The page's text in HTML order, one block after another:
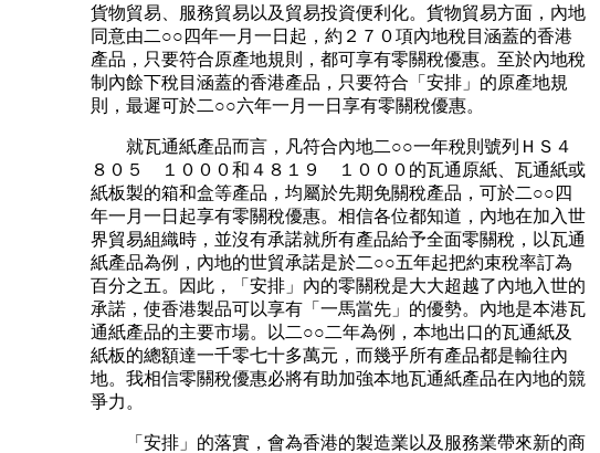
貨物貿易、服務貿易以及貿易投資便利化。貨物貿易方面，內地
同意由二○○四年一月一日起，約２７０項內地稅目涵蓋的香港
產品，只要符合原產地規則，都可享有零關稅優惠。至於內地稅
制內餘下稅目涵蓋的香港產品，只要符合「安排」的原產地規
則，最遲可於二○○六年一月一日享有零關稅優惠。
就瓦通紙產品而言，凡符合內地二○○一年稅則號列ＨＳ４
８０５ １０００和４８１９ １０００的瓦通原紙、瓦通紙或
紙板製的箱和盒等產品，均屬於先期免關稅產品，可於二○○四
年一月一日起享有零關稅優惠。相信各位都知道，內地在加入世
界貿易組織時，並沒有承諾就所有產品給予全面零關稅，以瓦通
紙產品為例，內地的世貿承諾是於二○○五年起把約束稅率訂為
百分之五。因此，「安排」內的零關稅是大大超越了內地入世的
承諾，使香港製品可以享有「一馬當先」的優勢。內地是本港瓦
通紙產品的主要市場。以二○○二年為例，本地出口的瓦通紙及
紙板的總額達一千零七十多萬元，而幾乎所有產品都是輸往內
地。我相信零關稅優惠必將有助加強本地瓦通紙產品在內地的競
爭力。
「安排」的落實，會為香港的製造業以及服務業帶來新的商